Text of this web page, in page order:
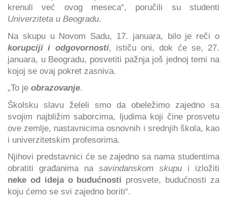
krenuli već ovog meseca“, poručili su studenti
Univerziteta u Beogradu.
Na skupu u Novom Sadu, 17. januara, bilo je reči o
korupciji i odgovornosti, ističu oni, dok će se, 27.
januara, u Beogradu, posvetiti pažnja još jednoj temi na
kojoj se ovaj pokret zasniva.
„To je obrazovanje.
Školsku slavu želeli smo da obeležimo zajedno sa
svojim najbližim saborcima, ljudima koji čine prosvetu
ove zemlje, nastavnicima osnovnih i srednjih škola, kao
i univerzitetskim profesorima.
Njihovi predstavnici će se zajedno sa nama studentima
obratiti građanima na savindanskom skupu i izložiti
neke od ideja o budućnosti prosvete, budućnosti za
koju ćemo se svi zajedno boriti“.